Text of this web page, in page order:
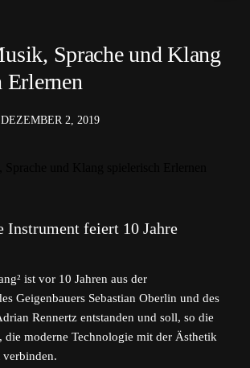
Sprache und Klang
Erlernen
DEZEMBER 2, 2019
Instrument feiert 10 Jahre
ist vor 10 Jahren aus der
Geigenbauers Sebastian Oberlin und des
Rennertz entstanden und soll, so die
die moderne Technologie mit der Ästhetik
verbinden.